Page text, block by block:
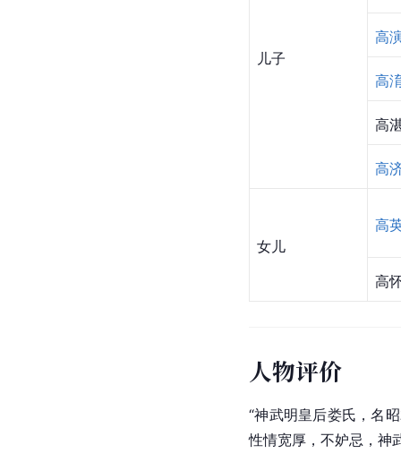
儿子
高
高
高
高
女儿
高
高
人物评价
“神武明皇后娄氏，名
性情宽厚，不妒忌，